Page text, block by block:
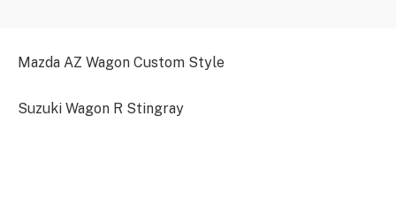
Mazda AZ Wagon Custom Style
Suzuki Wagon R Stingray